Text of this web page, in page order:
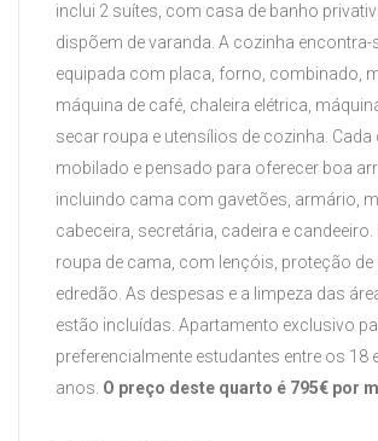
inclui 2 suítes, com casa de banho
dispõem de varanda. A cozinha encontra-
equipada com placa, forno, combinado,
máquina de café, chaleira elétrica,
secar roupa e utensílios de cozinha. Cada
mobilado e pensado para oferecer boa
incluindo cama com gavetões, armário,
cabeceira, secretária, cadeira e
roupa de cama, com lençóis, proteção
edredão. As despesas e a limpeza das
estão incluídas. Apartamento exclusivo
preferencialmente estudantes entre os 18
anos. O preço deste quarto é 795€ por